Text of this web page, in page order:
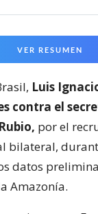
VER RESUMEN
Luis
contra el
por el
bilateral,
datos
Amazonía.